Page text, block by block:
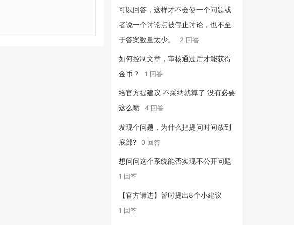
可以回答，这样才不会使一个问题或
者说一个讨论点被停止讨论，也不至
于答案数量太少。
2 回答
如何控制文章，审核通过后才能获得
金币？
1 回答
给官方提建议 不采纳就算了 没有必要
这么喷
4 回答
发现个问题，为什么把提问时间放到
底部?
0 回答
想问问这个系统能否实现不公开问题
1 回答
【官方请进】暂时提出8个小建议
1 回答